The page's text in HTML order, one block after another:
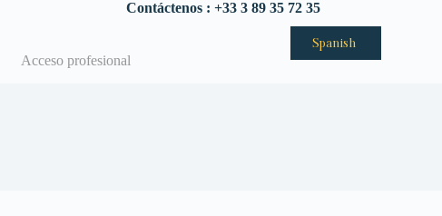
Contáctenos : +33 3 89 35 72 35
Acceso profesional
Spanish